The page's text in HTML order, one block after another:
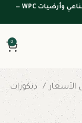
عروض حتى 30% على التكسيات الخارجية والعشب الصناعي وأرضيات WPC —
0